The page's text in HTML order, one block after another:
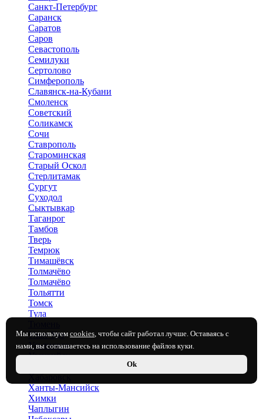
Мы используем cookies, чтобы сайт работал лучше. Оставаясь с
нами, вы соглашаетесь на использование файлов куки.
Ok
Санкт-Петербург
Саранск
Саратов
Саров
Севастополь
Семилуки
Сертолово
Симферополь
Славянск-на-Кубани
Смоленск
Советский
Соликамск
Сочи
Ставрополь
Староминская
Старый Оскол
Стерлитамак
Сургут
Суходол
Сыктывкар
Таганрог
Тамбов
Тверь
Темрюк
Тимашёвск
Толмачёво
Толмачёво
Тольятти
Томск
Тула
Улан-Удэ
Ульяновск
Уссурийск
Хабаровск
Ханты-Мансийск
Химки
Чаплыгин